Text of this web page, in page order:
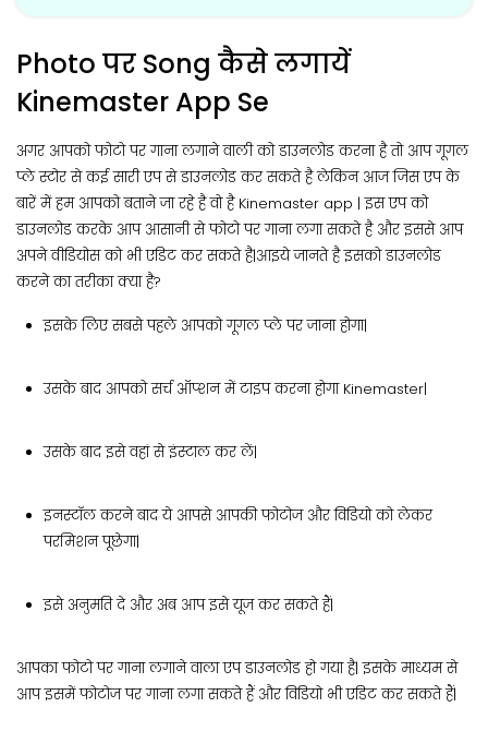
Photo पर Song कैसे लगायें
Kinemaster App Se
अगर आपको फोटो पर गाना लगाने वाली को डाउनलोड करना है तो आप गूगल
प्ले स्टोर से कई सारी एप से डाउनलोड कर सकते है लेकिन आज जिस एप के
बारें में हम आपको बताने जा रहे है वो है Kinemaster app | इस एप को
डाउनलोड करके आप आसानी से फोटो पर गाना लगा सकते है और इससे आप
अपने वीडियोस को भी एडिट कर सकते है|आइये जानते है इसको डाउनलोड
करने का तरीका क्या है?
इसके लिए सबसे पहले आपको गूगल प्ले पर जाना होगा|
उसके बाद आपको सर्च ऑप्शन में टाइप करना होगा Kinemaster|
उसके बाद इसे वहां से इंस्टाल कर लें|
इनस्टॉल करने बाद ये आपसे आपकी फोटोज और विडियो को लेकर
परमिशन पूछेगा|
इसे अनुमति दे और अब आप इसे यूज कर सकते हैं|
आपका फोटो पर गाना लगाने वाला एप डाउनलोड हो गया है| इसके माध्यम से
आप इसमें फोटोज पर गाना लगा सकते हैं और विडियो भी एडिट कर सकते हैं|